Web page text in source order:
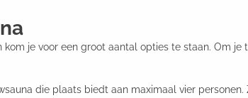
je voor een groot aantal opties te staan. Om
die plaats biedt aan maximaal vier